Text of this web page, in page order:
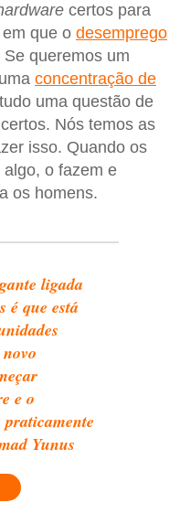
certos para
que o desemprego
queremos um
concentração de
uma questão de
certos. Nós temos as
isso. Quando os
o fazem e
os homens.
ligada
é que está
e o
Yunus